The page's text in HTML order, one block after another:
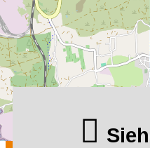
+−
OpenStreetMap
Leaflet |©